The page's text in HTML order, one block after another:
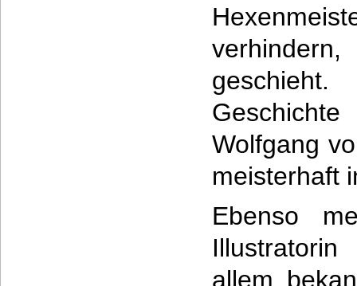
Wolfgang
meisterhaft
Ebenso
allem